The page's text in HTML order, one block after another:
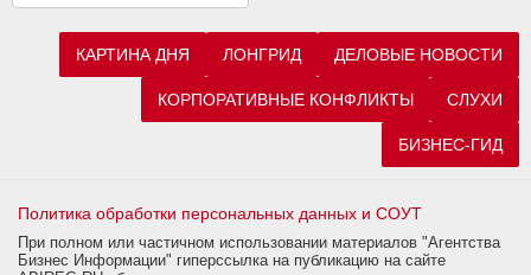
КАРТИНА ДНЯ ЛОНГРИД ДЕЛОВЫЕ НОВОСТИ
КОРПОРАТИВНЫЕ КОНФЛИКТЫ СЛУХИ
БИЗНЕС-ГИД
Политика обработки персональных данных и СОУТ
При полном или частичном использовании материалов "Агентства
Бизнес Информации" гиперссылка на публикацию на сайте